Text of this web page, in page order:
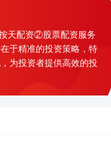
天配资②股票配资服务
于精准的投资策略，特
为投资者提供高效的投